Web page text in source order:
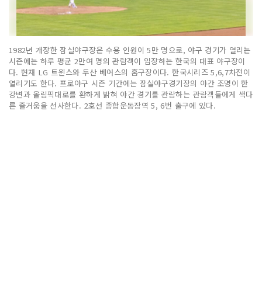
1982년 개장한 잠실야구장은 수용 인원이 5만 명으로, 야구 경기가 열리는
시즌에는 하루 평균 2만여 명의 관람객이 입장하는 한국의 대표 야구장이
다. 현재 LG 트윈스와 두산 베어스의 홈구장이다. 한국시리즈 5,6,7차전이
열리기도 한다. 프로야구 시즌 기간에는 잠실야구경기장의 야간 조명이 한
강변과 올림픽대로를 환하게 밝혀 야간 경기를 관람하는 관람객들에게 색다
른 즐거움을 선사한다. 2호선 종합운동장역 5, 6번 출구에 있다.